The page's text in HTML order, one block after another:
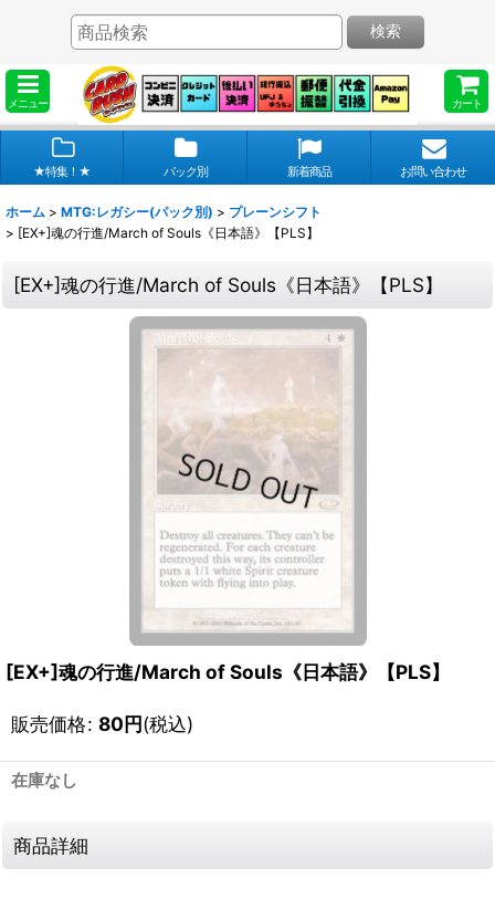
メニュー カート
検索
★特集！★ パック別 新着商品 お問い合わせ
ホーム > MTG:レガシー(パック別) > プレーンシフト
> [EX+]魂の行進/March of Souls《日本語》【PLS】
[EX+]魂の行進/March of Souls《日本語》【PLS】
[EX+]魂の行進/March of Souls《日本語》【PLS】
販売価格: 80円(税込)
在庫なし
商品詳細